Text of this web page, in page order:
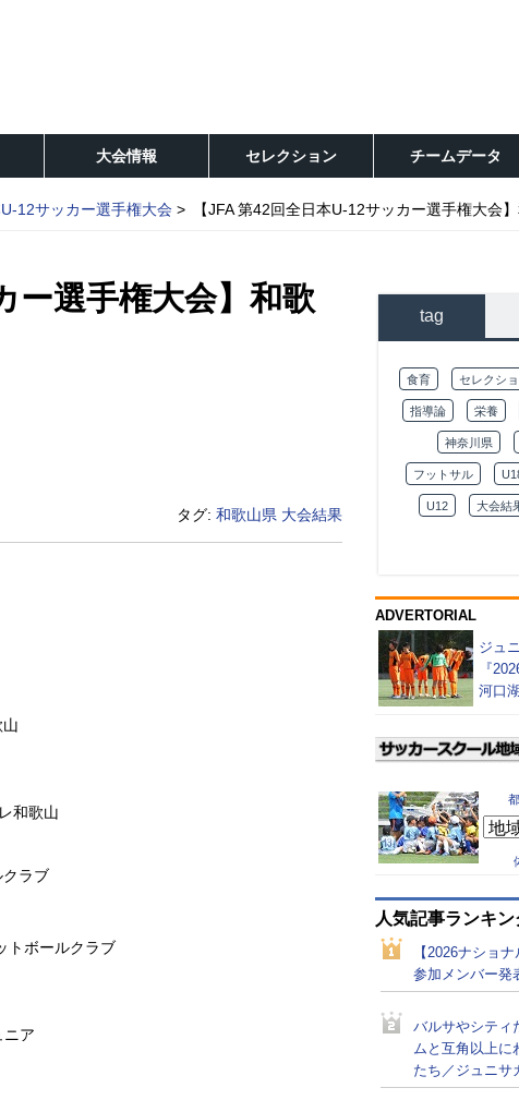
大会情報 セレクション チームデータ
12サッカー選手権大会 【JFA 第42回全日本U-12サッカー選手権大会
ー選手権大会】和歌
タグ: 和歌山県 大会結果
和歌山
ラブ
ボールクラブ
ア
tag
食育 セレクシ
指導論 栄養
神奈川県
フットサル
U12 大会結
ADVERTORIAL
ジュ
『
河口
人気記事ランキン
【2026ナショ
参加メンバー発
バルサやシテ
ムと互角以上に
たち／ジュニサ